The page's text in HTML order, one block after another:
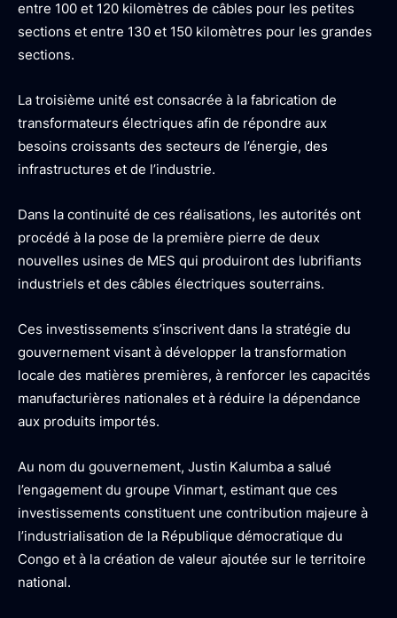
entre 100 et 120 kilomètres de câbles pour les petites
sections et entre 130 et 150 kilomètres pour les grandes
sections.
La troisième unité est consacrée à la fabrication de
transformateurs électriques afin de répondre aux
besoins croissants des secteurs de l’énergie, des
infrastructures et de l’industrie.
Dans la continuité de ces réalisations, les autorités ont
procédé à la pose de la première pierre de deux
nouvelles usines de MES qui produiront des lubrifiants
industriels et des câbles électriques souterrains.
Ces investissements s’inscrivent dans la stratégie du
gouvernement visant à développer la transformation
locale des matières premières, à renforcer les capacités
manufacturières nationales et à réduire la dépendance
aux produits importés.
Au nom du gouvernement, Justin Kalumba a salué
l’engagement du groupe Vinmart, estimant que ces
investissements constituent une contribution majeure à
l’industrialisation de la République démocratique du
Congo et à la création de valeur ajoutée sur le territoire
national.